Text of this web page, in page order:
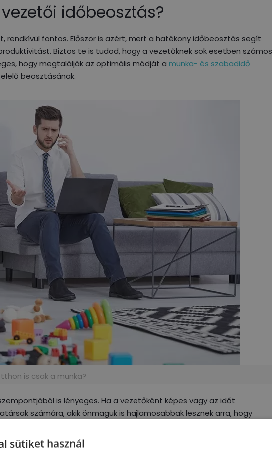
időbeosztás?
fontos. Először is azért, mert a hatékony időbeosztás segít
Biztos te is tudod, hogy a vezetőknek sok esetben számos
hogy megtalálják az optimális módját a munka- és szabadidő
beosztásának.
is csak a munka?
is lényeges. Ha a vezetőként képes vagy az időt
számára, akik önmaguk is hajlamosabbak lesznek arra, hogy
nagyban csökkenti a munkával járó
is.
sütiket használ